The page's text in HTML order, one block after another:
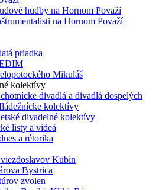
hudby na Hornom Považí
na Hornom Považí
priadka
Mikuláš
kolektívy
divadlá a divadlá dospelých
kolektívy
divadelné kolektívy
listy a videá
a rétorika
Kubín
Bystrica
zvolen